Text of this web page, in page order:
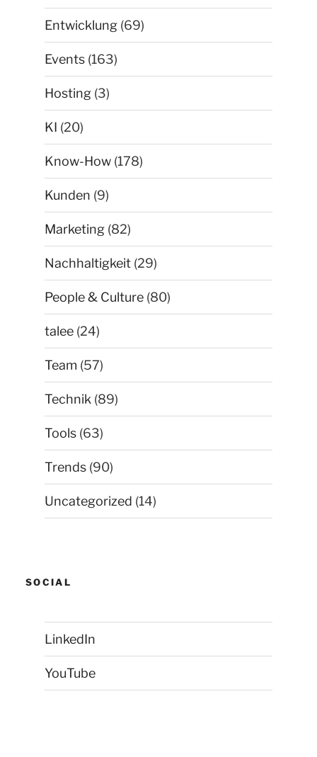
Entwicklung (69)
Events (163)
Hosting (3)
KI (20)
Know-How (178)
Kunden (9)
Marketing (82)
Nachhaltigkeit (29)
People & Culture (80)
talee (24)
Team (57)
Technik (89)
Tools (63)
Trends (90)
Uncategorized (14)
SOCIAL
LinkedIn
YouTube